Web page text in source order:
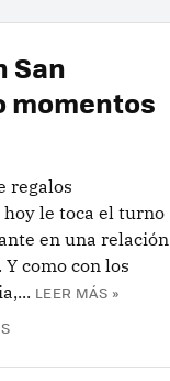
San
momentos
regalos
hoy le toca el turno
en una relación
como con los
LEER MÁS »